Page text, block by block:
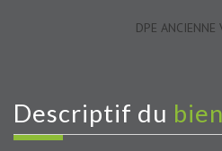
DPE ANCIENNE
descriptif du bien